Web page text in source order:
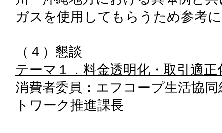
ガスを使用してもらうため参考
（４）懇談
テーマ１．料金透明化・取引適
消費者委員：エフコープ生活
トワーク推進課長